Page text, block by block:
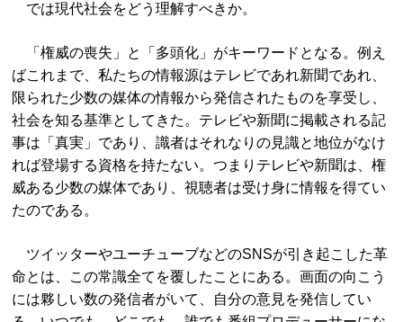
では現代社会をどう理解すべきか。
「権威の喪失」と「多頭化」がキーワードとなる。例え
ばこれまで、私たちの情報源はテレビであれ新聞であれ、
限られた少数の媒体の情報から発信されたものを享受し、
社会を知る基準としてきた。テレビや新聞に掲載される記
事は「真実」であり、識者はそれなりの見識と地位がなけ
れば登場する資格を持たない。つまりテレビや新聞は、権
威ある少数の媒体であり、視聴者は受け身に情報を得てい
たのである。
ツイッターやユーチューブなどのSNSが引き起こした革
命とは、この常識全てを覆したことにある。画面の向こう
には夥しい数の発信者がいて、自分の意見を発信してい